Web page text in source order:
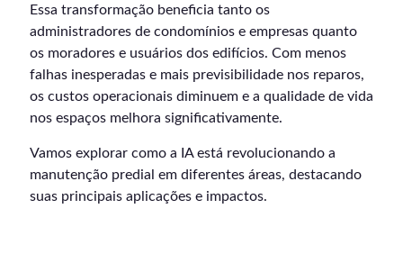
Essa transformação beneficia tanto os
administradores de condomínios e empresas quanto
os moradores e usuários dos edifícios. Com menos
falhas inesperadas e mais previsibilidade nos reparos,
os custos operacionais diminuem e a qualidade de vida
nos espaços melhora significativamente.
Vamos explorar como a IA está revolucionando a
manutenção predial em diferentes áreas, destacando
suas principais aplicações e impactos.